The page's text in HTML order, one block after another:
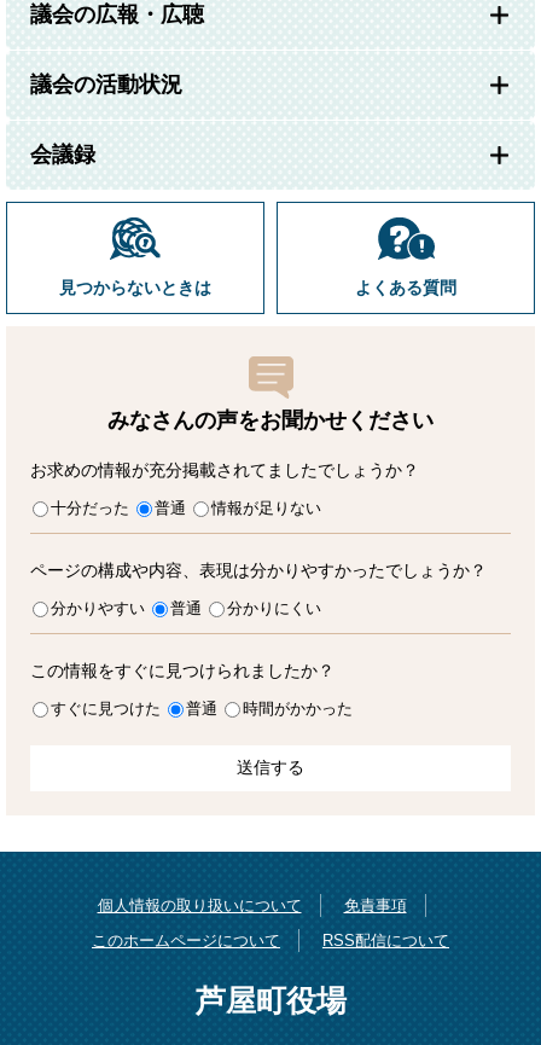
議会の広報・広聴
議会の活動状況
会議録
見つからないときは よくある質問
みなさんの声をお聞かせ ください
お求めの情報が充分掲載されてましたでしょうか？
十分だった 普通 情報が足りない
ページの構成や内容、表現は分かりやすかったでしょうか？
分かりやすい 普通 分かりにくい
この情報をすぐに見つけられましたか？
すぐに見つけた 普通 時間がかかった
個人情報の取り扱いについて
免責事項
このホームページについて
RSS配信について
芦屋町役場